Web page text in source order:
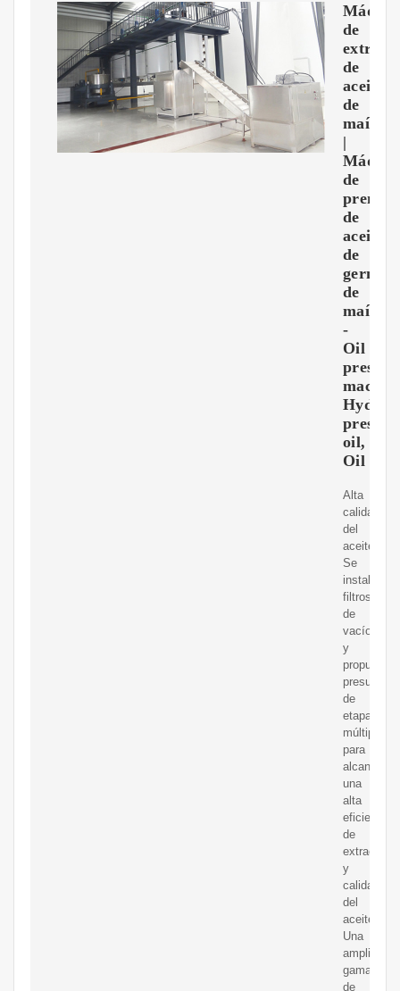
de
de
aceite
de
maíz
|
de
prensa
de
aceite
de
germen
de
maíz
-
Oil
press
press
oil,
Oil
Alta
calidad
del
aceite.
Se
instalan
filtros
de
vacío
y
propulsión
de
etapas
múltiples
para
alcanzar
una
alta
eficiencia
de
extracción
y
calidad
del
aceite.
Una
amplia
gama
de